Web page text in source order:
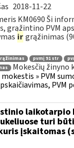
2018-11-22
KM0690 Ši
grąžintino PVM
irgrąžinimas
pvmį 91 str
Mokesčių žinyno
» PVM
PVM
laikotarpio
turi
įskaitomas